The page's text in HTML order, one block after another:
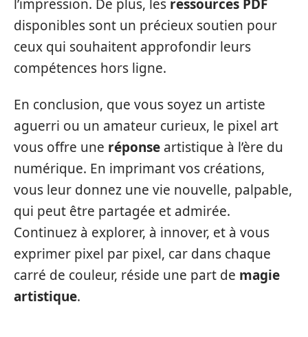
l’impression. De plus, les ressources PDF
disponibles sont un précieux soutien pour
ceux qui souhaitent approfondir leurs
compétences hors ligne.
En conclusion, que vous soyez un artiste
aguerri ou un amateur curieux, le pixel art
vous offre une réponse artistique à l’ère du
numérique. En imprimant vos créations,
vous leur donnez une vie nouvelle, palpable,
qui peut être partagée et admirée.
Continuez à explorer, à innover, et à vous
exprimer pixel par pixel, car dans chaque
carré de couleur, réside une part de magie
artistique.